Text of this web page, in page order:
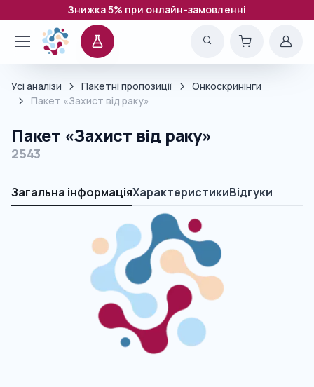
Знижка 5% при онлайн-замовленні
Усі аналізи Пакетні пропозиції
Онкоскринінги
Пакет «Захист від раку»
Пакет «Захист від раку»
2543
Загальна інформаціяХарактеристикиВідгуки